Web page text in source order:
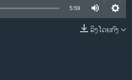
5:59
ລິງໂດຍກົງ